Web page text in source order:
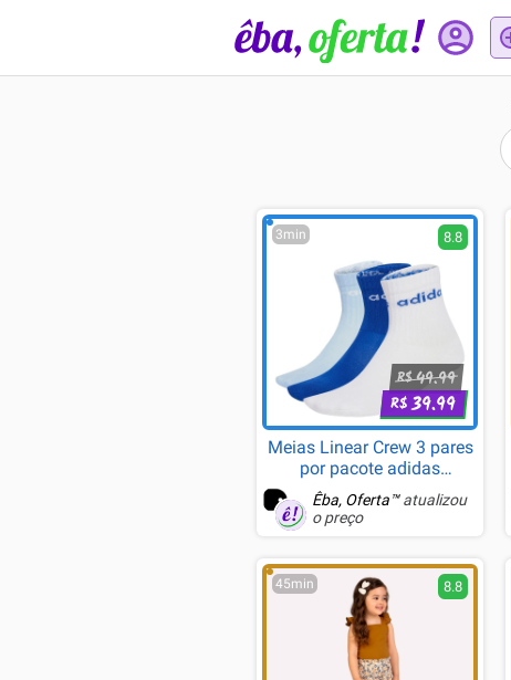
3min 8.8
R$49.99
R$39.99
Meias Linear Crew 3 pares
por pacote adidas
Performance Branco
Êba, Oferta™atualizou
o preço
45min 8.8